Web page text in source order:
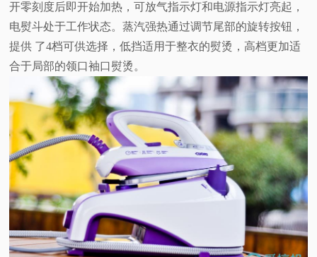
开零刻度后即开始加热，可放气指示灯和电源指示灯亮起，
电熨斗处于工作状态。蒸汽强热通过调节尾部的旋转按钮，
提供 了4档可供选择，低挡适用于整衣的熨烫，高档更加适
合于局部的领口袖口熨烫。